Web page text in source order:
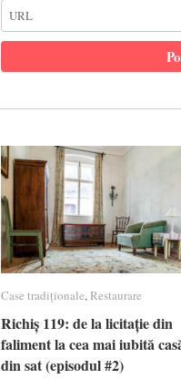
Case tradiționale,Restaurare
Richiș 119: de la licitație din
faliment la cea mai iubită
din sat (episodul #2)
Case tradiționale Restaurare
Richiș 119: de la licitație din
faliment la cea mai iubită
din sat (episodul #2)